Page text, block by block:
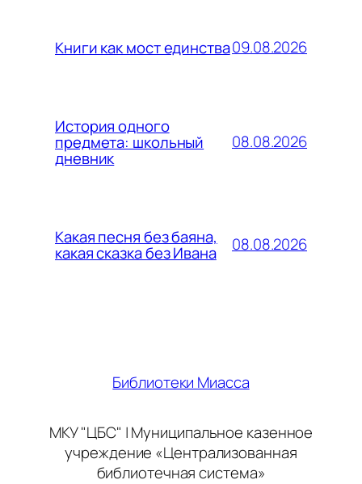
Книги как мост единства09.08.2026
История одного
предмета: школьный
дневник
08.08.2026
Какая песня без баяна,
какая сказка без Ивана 08.08.2026
Библиотеки Миасса
МКУ "ЦБС" | Муниципальное казенное
учреждение «Централизованная
библиотечная система»